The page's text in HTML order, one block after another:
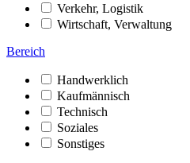
Verkehr, Logistik
Wirtschaft, Verwaltung
Bereich
Handwerklich
Kaufmännisch
Technisch
Soziales
Sonstiges